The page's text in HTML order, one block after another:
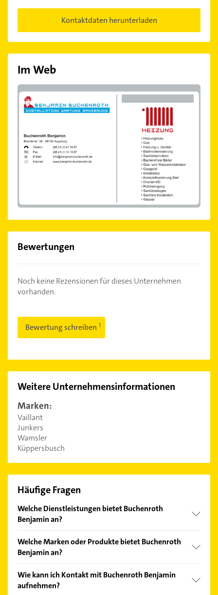
Kontaktdaten herunterladen
Im Web
Bewertungen
Noch keine Rezensionen für dieses Unternehmen
vorhanden.
Bewertung schreiben
Weitere Unternehmensinformationen
Marken:
Vaillant
Junkers
Wamsler
Küppersbusch
Häufige Fragen
Welche Dienstleistungen bietet Buchenroth
Benjamin an?
Heizungsbau, Gas, Heizung u. Sanitär,
Badmodernisierung und Sanitärtechniken.
Welche Marken oder Produkte bietet Buchenroth
Benjamin an?
Junkers, Wamsler und Küppersbusch.
Wie kann ich Kontakt mit Buchenroth Benjamin
aufnehmen?